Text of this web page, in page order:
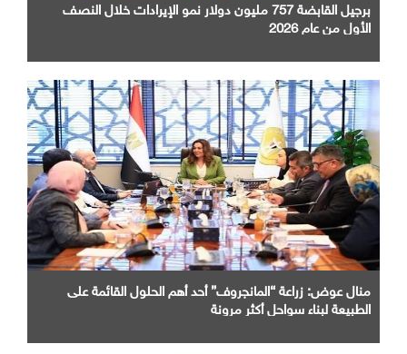
برجيل القابضة 757 مليون دولار نمو الإيرادات خلال النصف
الأول من عام 2026
منال عوض: زراعة “المانجروف” أحد أهم الحلول القائمة على
الطبيعة لبناء سواحل أكثر مرونة